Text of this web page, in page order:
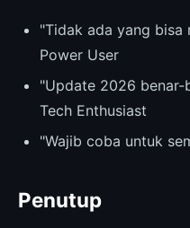
"Tidak ada yang
Power User
"Update 2026
Tech Enthusiast
"Wajib coba untuk
Penutup